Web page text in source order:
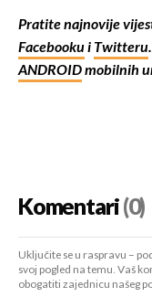
Pratite najnovije
Facebookui Twitteru
ANDROIDmobilnih
Komentari(0)
Uključite se u raspravu –
svoj pogled na temu. Vaš
obogatiti zajednicu našeg